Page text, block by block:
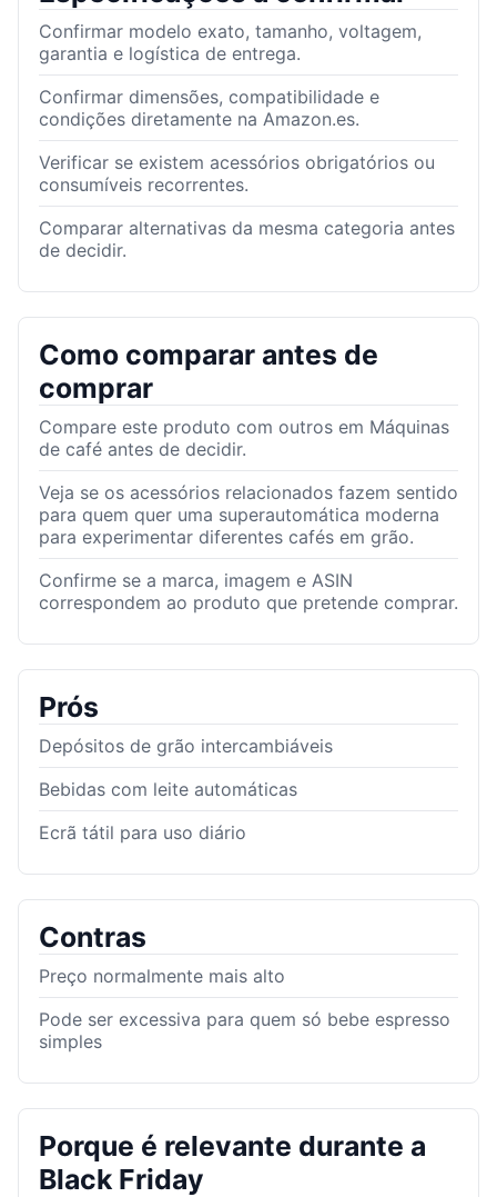
Confirmar modelo exato, tamanho, voltagem,
garantia e logística de entrega.
Confirmar dimensões, compatibilidade e
condições diretamente na Amazon.es.
Verificar se existem acessórios obrigatórios ou
consumíveis recorrentes.
Comparar alternativas da mesma categoria antes
de decidir.
Como comparar antes de
comprar
Compare este produto com outros em Máquinas
de café antes de decidir.
Veja se os acessórios relacionados fazem sentido
para quem quer uma superautomática moderna
para experimentar diferentes cafés em grão.
Confirme se a marca, imagem e ASIN
correspondem ao produto que pretende comprar.
Prós
Depósitos de grão intercambiáveis
Bebidas com leite automáticas
Ecrã tátil para uso diário
Contras
Preço normalmente mais alto
Pode ser excessiva para quem só bebe espresso
simples
Porque é relevante durante a
Black Friday